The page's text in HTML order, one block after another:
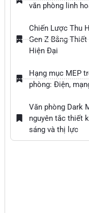
văn phòng linh
Chiến Lược Thu
Gen Z Bằng
Hiện Đại
Hạng mục MEP
phòng: Điện,
Văn phòng Dark
nguyên tắc thiết
sáng và thị lực